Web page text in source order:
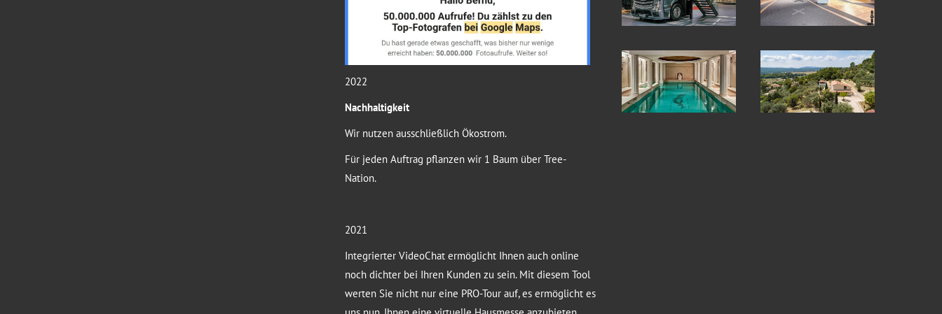
2022
Nachhaltigkeit
Wir nutzen ausschließlich Ökostrom.
Für jeden Auftrag pflanzen wir 1 Baum über Tree-
Nation.
2021
Integrierter VideoChat ermöglicht Ihnen auch online
noch dichter bei Ihren Kunden zu sein. Mit diesem Tool
werten Sie nicht nur eine PRO-Tour auf, es ermöglicht es